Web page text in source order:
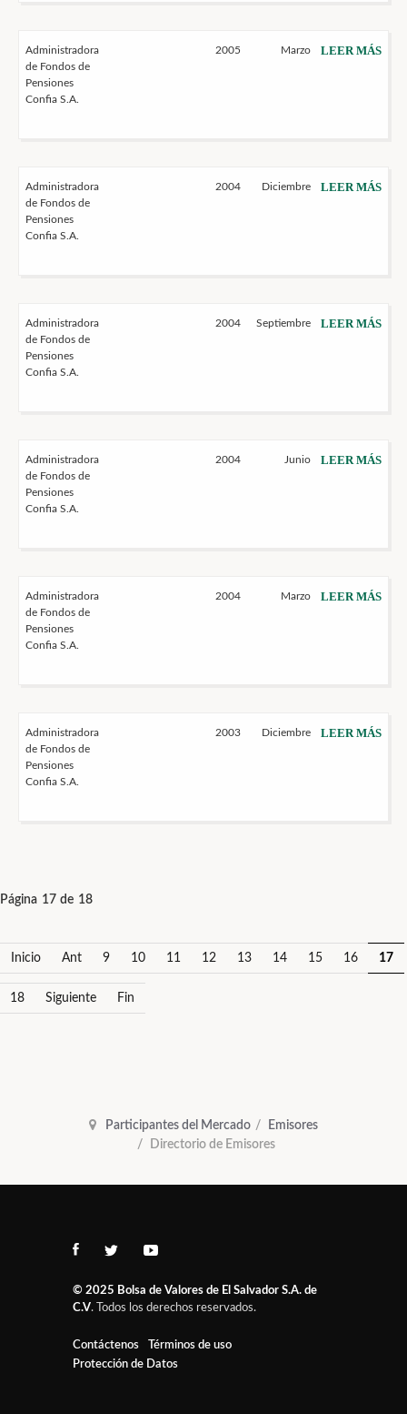
Administradora
de Fondos de
Pensiones
Confia S.A.
2005 Marzo LEER MÁS
Administradora
de Fondos de
Pensiones
Confia S.A.
2004 Diciembre LEER MÁS
Administradora
de Fondos de
Pensiones
Confia S.A.
2004 Septiembre LEER MÁS
Administradora
de Fondos de
Pensiones
Confia S.A.
2004 Junio LEER MÁS
Administradora
de Fondos de
Pensiones
Confia S.A.
2004 Marzo LEER MÁS
Administradora
de Fondos de
Pensiones
Confia S.A.
2003 Diciembre LEER MÁS
Página 17 de 18
Inicio Ant 9 10 11 12 13 14 15 16 17
18 Siguiente Fin
Participantes del Mercado
Emisores
Directorio de Emisores
© 2025 Bolsa de Valores de El Salvador S.A. de
C.V. Todos los derechos reservados.
Contáctenos
Términos de uso
Protección de Datos